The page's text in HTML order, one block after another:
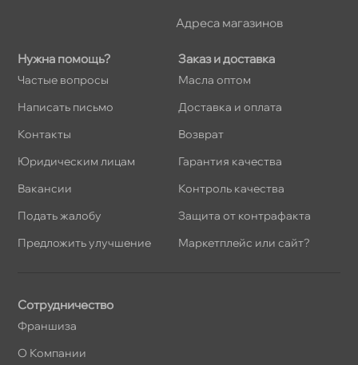
Нужна помощь?
Частые вопросы
Написать письмо
Контакты
Юридическим лицам
акансии
Подать жалобу
Предложить улучшение
Заказ и доставка
Масла оптом
Доставка и оплата
озврат
Гарантия качества
Контроль качества
Защита от контрафакта
Маркетплейс или сайт?
Сотрудничество
Франшиза
О Компании
Адреса магазино